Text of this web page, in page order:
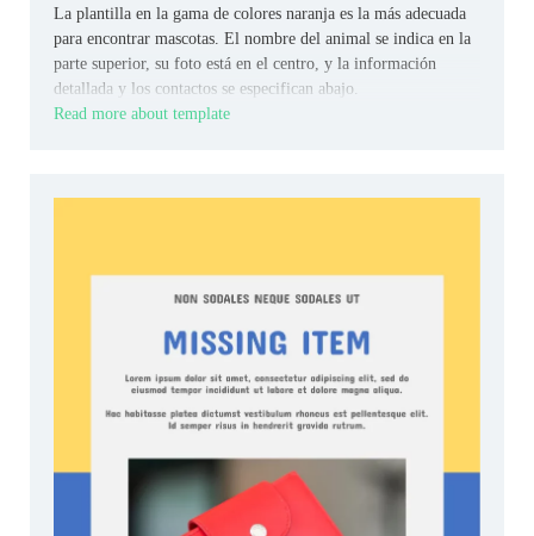
La plantilla en la gama de colores naranja es la más adecuada
para encontrar mascotas. El nombre del animal se indica en la
parte superior, su foto está en el centro, y la información
detallada y los contactos se especifican abajo.
Read more about template